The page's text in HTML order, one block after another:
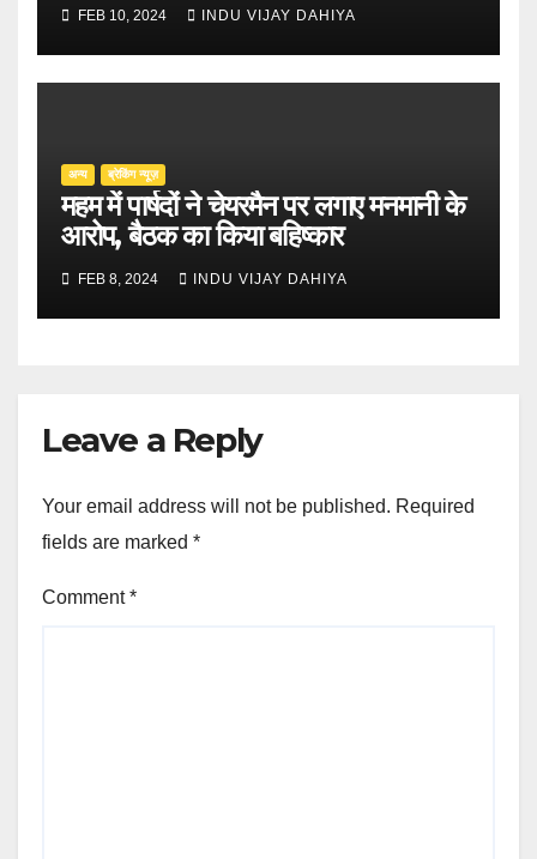
FEB 10, 2024 INDU VIJAY DAHIYA
अन्य ब्रेकिंग न्यूज़
महम में पार्षदों ने चेयरमैन पर लगाए मनमानी के
आरोप, बैठक का किया बहिष्कार
FEB 8, 2024 INDU VIJAY DAHIYA
Leave a Reply
Your email address will not be published. Required
fields are marked *
Comment*